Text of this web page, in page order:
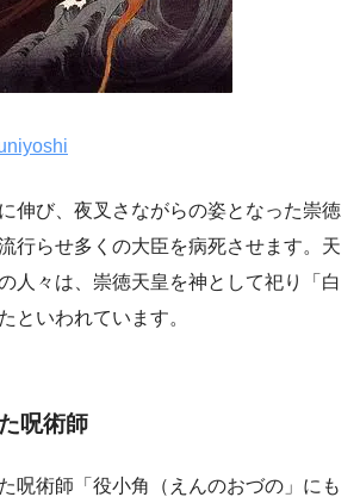
伸び、夜叉さながらの姿となった崇徳
行らせ多くの大臣を病死させます。天
人々は、崇徳天皇を神として祀り「白
といわれています。
呪術師
呪術師「役小角（えんのおづの」にも